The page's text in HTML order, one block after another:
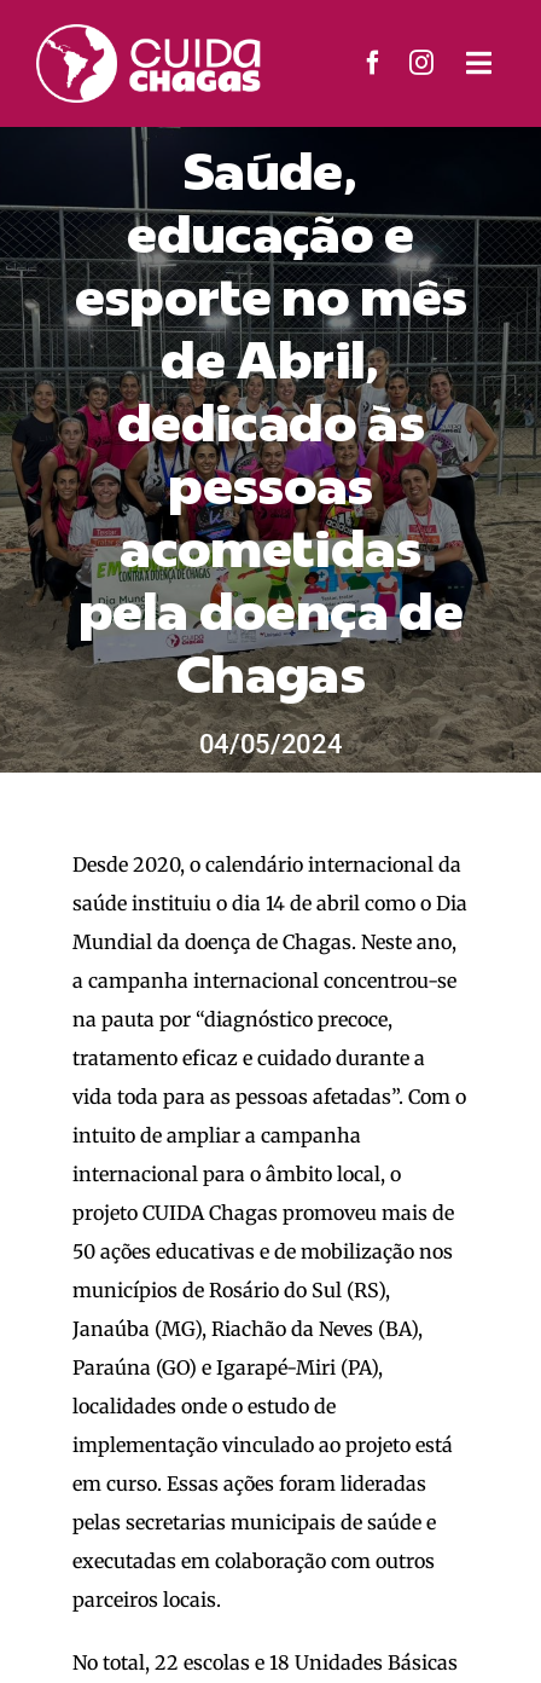
content
El Proyecto
Territorios
Materiales
Noticias
Contacto
Search
for:
Saúde,
educação e
esporte no mês
de Abril,
dedicado às
pessoas
acometidas
pela doença de
Chagas
04/05/2024
Desde 2020, o calendário internacional da
saúde instituiu o dia 14 de abril como o Dia
Mundial da doença de Chagas. Neste ano,
a campanha internacional concentrou-se
na pauta por “diagnóstico precoce,
tratamento eficaz e cuidado durante a
vida toda para as pessoas afetadas”. Com o
intuito de ampliar a campanha
internacional para o âmbito local, o
projeto CUIDA Chagas promoveu mais de
50 ações educativas e de mobilização nos
municípios de Rosário do Sul (RS),
Janaúba (MG), Riachão da Neves (BA),
Paraúna (GO) e Igarapé-Miri (PA),
localidades onde o estudo de
implementação vinculado ao projeto está
em curso. Essas ações foram lideradas
pelas secretarias municipais de saúde e
executadas em colaboração com outros
parceiros locais.
No total, 22 escolas e 18 Unidades Básicas